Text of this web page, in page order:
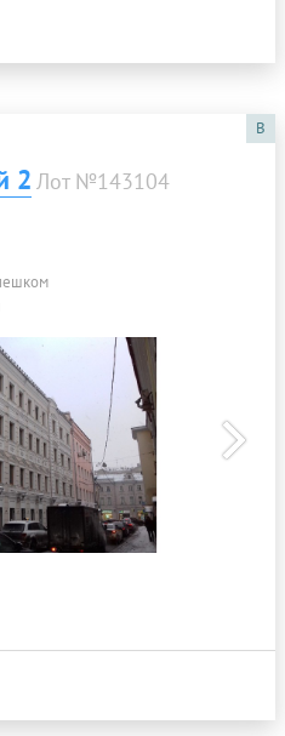
B
2 Лот №143104